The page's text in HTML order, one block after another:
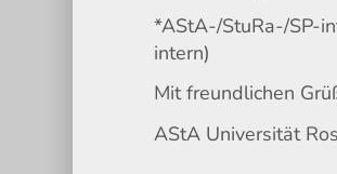
*AStA-/StuRa-/SP-
intern)
Mit freundlichen
AStA Universität